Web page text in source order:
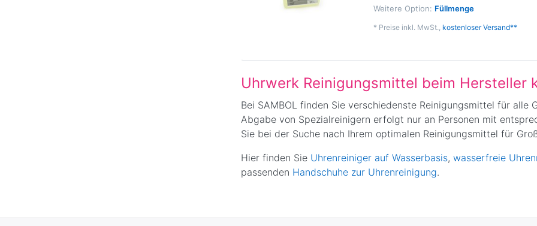
Weitere Option: Füllmenge
* Preise inkl. MwSt., kostenloser Versand**
Uhrwerk Reinigungsmittel beim Hersteller
Bei SAMBOL finden Sie verschiedenste Reinigungsmittel für alle
Abgabe von Spezialreinigern erfolgt nur an Personen mit
Sie bei der Suche nach Ihrem optimalen Reinigungsmittel für
Hier finden Sie Uhrenreiniger auf Wasserbasis, wasserfreie
passenden Handschuhe zur Uhrenreinigung.